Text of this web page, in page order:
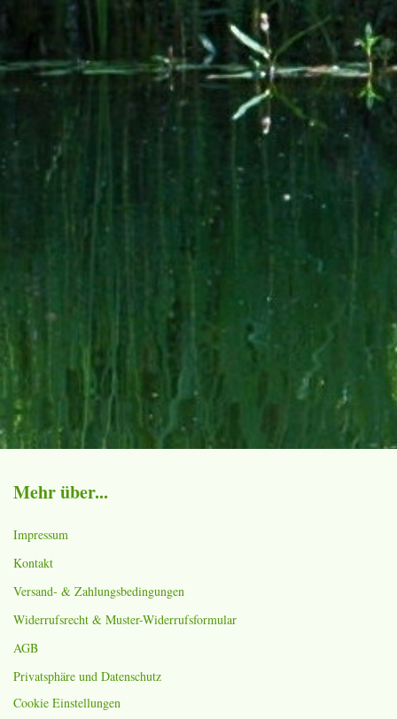
Mehr über...
Impressum
Kontakt
Versand- & Zahlungsbedingungen
Widerrufsrecht & Muster-Widerrufsformular
AGB
Privatsphäre und Datenschutz
Cookie Einstellungen